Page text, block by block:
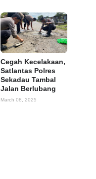
Cegah Kecelakaan,
Satlantas Polres
Sekadau Tambal
Jalan Berlubang
March 08, 2025